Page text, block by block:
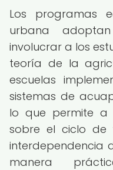
Los programas
urbana
involucrar a los
teoría de la
escuelas
sistemas de
lo que permite a
sobre el ciclo
interdependencia
manera